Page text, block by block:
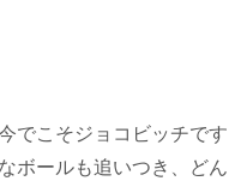
でこそジョコビッチです
ボールも追いつき、どん